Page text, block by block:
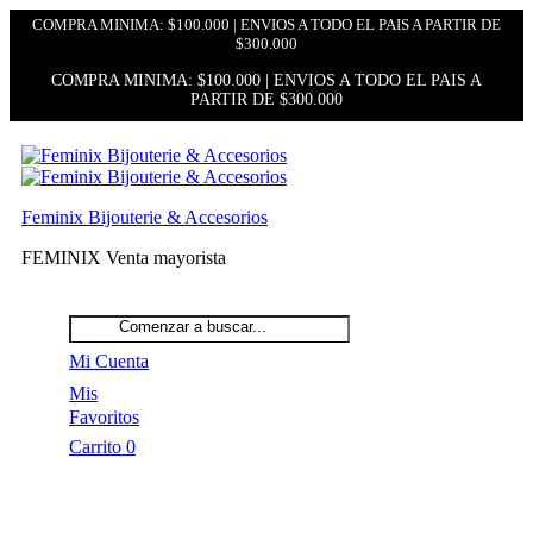
COMPRA MINIMA: $100.000 | ENVIOS A TODO EL PAIS A PARTIR DE
$300.000
COMPRA MINIMA: $100.000 | ENVIOS A TODO EL PAIS A
PARTIR DE $300.000
Feminix Bijouterie & Accesorios
FEMINIX Venta mayorista
Mi Cuenta
Mis
Favoritos
Carrito 0